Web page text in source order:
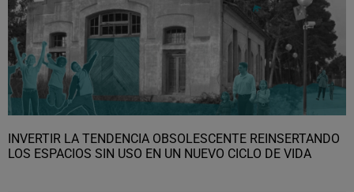
INVERTIR LA TENDENCIA OBSOLESCENTE REINSERTANDO
LOS ESPACIOS SIN USO EN UN NUEVO CICLO DE VIDA